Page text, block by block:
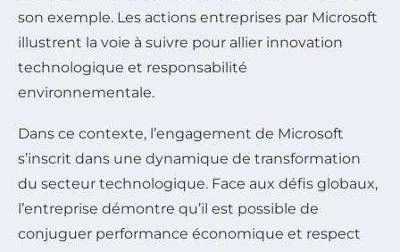
son exemple. Les actions entreprises par Microsoft
illustrent la voie à suivre pour allier innovation
technologique et responsabilité
environnementale.
Dans ce contexte, l’engagement de Microsoft
s’inscrit dans une dynamique de transformation
du secteur technologique. Face aux défis globaux,
l’entreprise démontre qu’il est possible de
conjuguer performance économique et respect